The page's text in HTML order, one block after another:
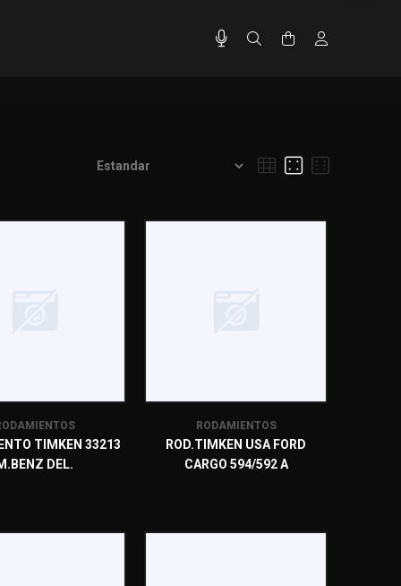
TIMKEN 33213
DEL.
RODAMIENTOS
ROD.TIMKEN USA FORD
CARGO 594/592 A